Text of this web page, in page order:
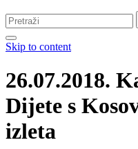
Pretraga:
Skip to content
26.07.2018.
Dijete s
izleta